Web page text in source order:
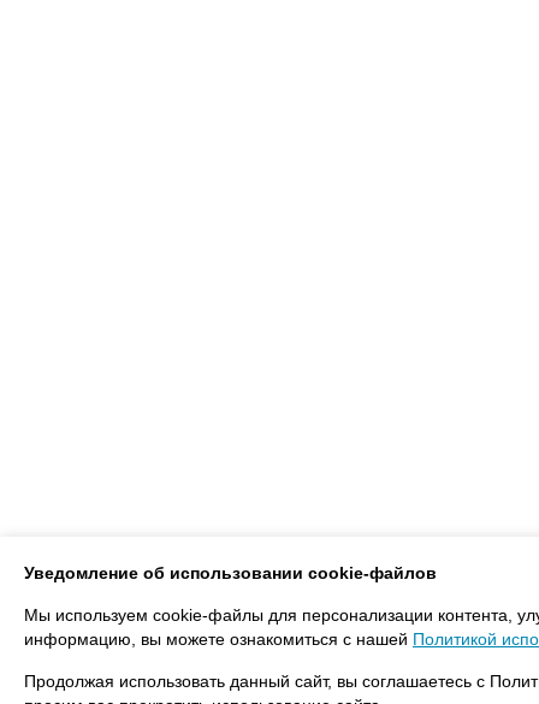
Уведомление об использовании cookie-файлов
Мы используем cookie-файлы для персонализации контента,
информацию, вы можете ознакомиться с нашей Политикой
Продолжая использовать данный сайт, вы соглашаетесь с